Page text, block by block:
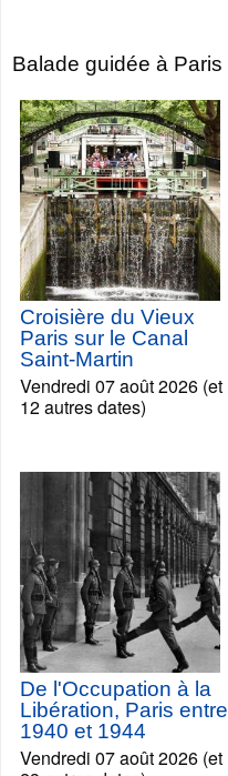
Balade guidée à Paris
Croisière du Vieux
Paris sur le Canal
Saint-Martin
Vendredi 07 août 2026 (et
12 autres dates)
De l'Occupation à la
Libération, Paris entre
1940 et 1944
Vendredi 07 août 2026 (et